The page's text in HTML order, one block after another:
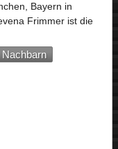
Bayern in
Frimmer ist die
Nachbarn